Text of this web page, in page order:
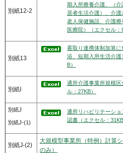
別紙12-2
期入所療養介護、（介
居者生活介護）、介
老人保健施設、介護
医療院）（エクセル：
別紙13
看取り連携体制加算に
浴、短期入所生活介
B）
別紙I
通所介護事業所規模
ル：27KB）
別紙J
別紙J-(1)
通所リハビリテーシ
認書（エクセル：31KB
別紙J-(2)
大規模型事業所（特例）計算
のみ）